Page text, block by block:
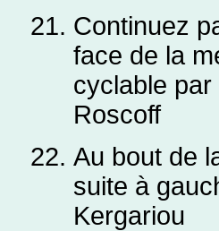
Continuez
face de la
cyclable
Roscoff
Au bout de
suite à
Kergariou